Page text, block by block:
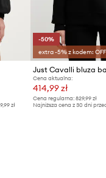
zł
-50%
extra -5% z kodem:
Just Cavalli bluza
Cena aktualna:
414,99 zł
Cena regularna:829,99 zł
Najniższa cena z 30 dni